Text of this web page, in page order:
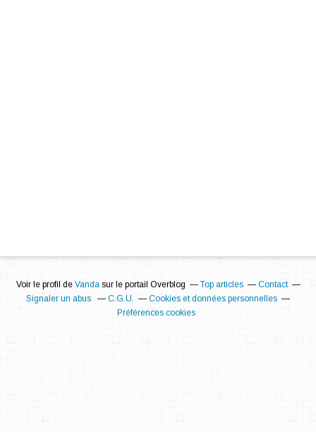
Voir le profil de Vandasur le portail Overblog Top articles
Contact
Signaler un abus
C.G.U.
Cookies et données personnelles
Préférences cookies